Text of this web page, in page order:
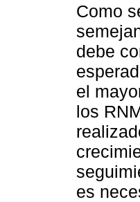
Como
debe
el
los
es